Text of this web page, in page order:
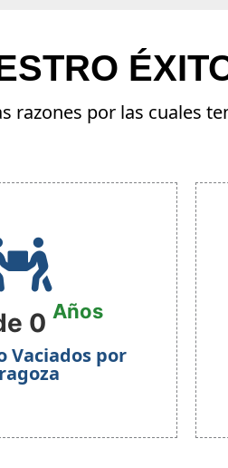
razones por las cuales
0 Años
Vaciados por